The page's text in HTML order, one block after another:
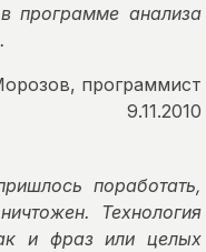
программе анализа
программист
9.11.2010
поработать,
Технология
и фраз или целых